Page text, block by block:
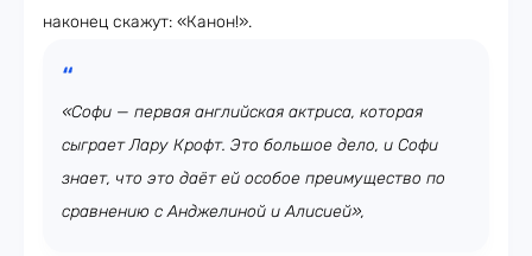
наконец скажут: «Канон!».
«Софи — первая английская актриса, которая
сыграет Лару Крофт. Это большое дело, и Софи
знает, что это даёт ей особое преимущество по
сравнению с Анджелиной и Алисией»,